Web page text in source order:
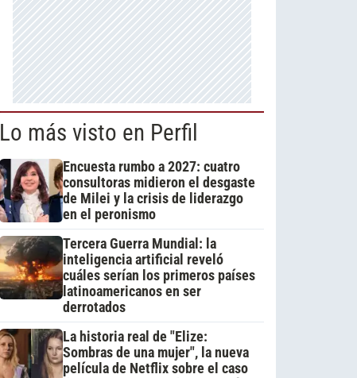
Lo más visto en Perfil
Encuesta rumbo a 2027: cuatro
consultoras midieron el desgaste
de Milei y la crisis de liderazgo
en el peronismo
Tercera Guerra Mundial: la
inteligencia artificial reveló
cuáles serían los primeros países
latinoamericanos en ser
derrotados
La historia real de "Elize:
Sombras de una mujer", la nueva
película de Netflix sobre el caso